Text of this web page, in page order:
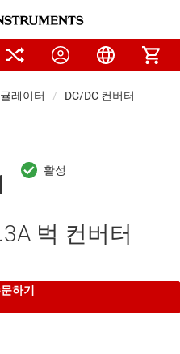
레이터 DC/DC 컨버터
벅 컨버터
하기